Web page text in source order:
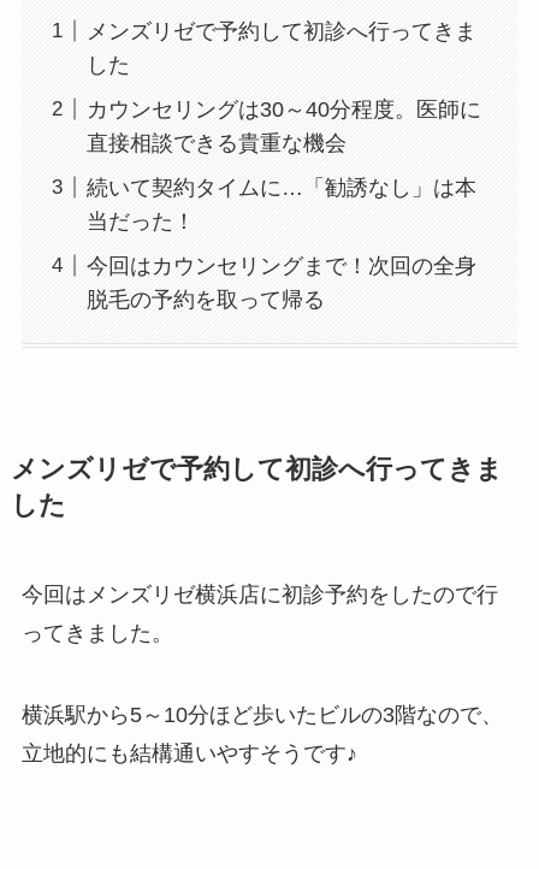
メンズリゼで予約して初診へ行ってきま
した
カウンセリングは30～40分程度。医師に
直接相談できる貴重な機会
続いて契約タイムに…「勧誘なし」は本
当だった！
今回はカウンセリングまで！次回の全身
脱毛の予約を取って帰る
メンズリゼで予約して初診へ行ってきま
した
今回はメンズリゼ横浜店に初診予約をしたので行
ってきました。
横浜駅から5～10分ほど歩いたビルの3階なので、
立地的にも結構通いやすそうです♪